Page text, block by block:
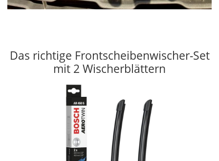
Das richtige Frontscheibenwischer-Set
mit 2 Wischerblättern